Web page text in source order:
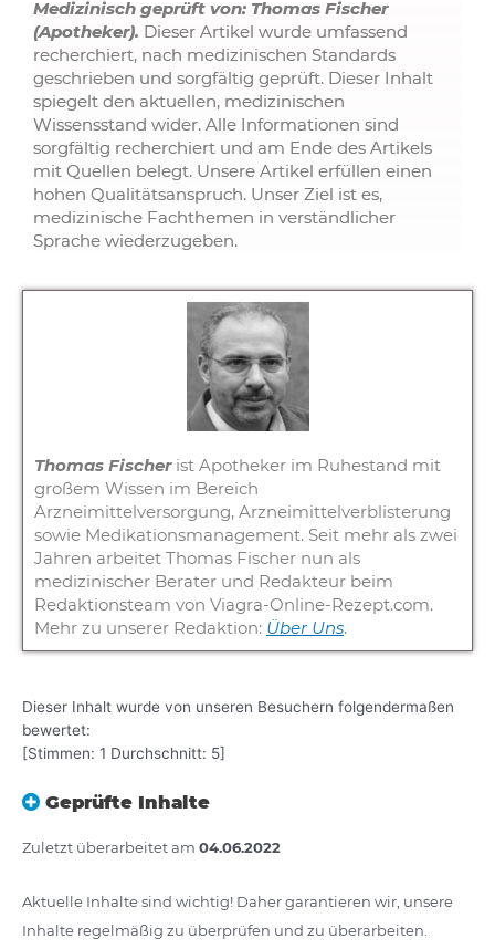
Medizinisch geprüft von: Thomas Fischer
(Apotheker). Dieser Artikel wurde umfassend
recherchiert, nach medizinischen Standards
geschrieben und sorgfältig geprüft. Dieser Inhalt
spiegelt den aktuellen, medizinischen
Wissensstand wider. Alle Informationen sind
sorgfältig recherchiert und am Ende des Artikels
mit Quellen belegt. Unsere Artikel erfüllen einen
hohen Qualitätsanspruch. Unser Ziel ist es,
medizinische Fachthemen in verständlicher
Sprache wiederzugeben.
Thomas Fischerist Apotheker im Ruhestand mit
großem Wissen im Bereich
Arzneimittelversorgung, Arzneimittelverblisterung
sowie Medikationsmanagement. Seit mehr als zwei
Jahren arbeitet Thomas Fischer nun als
medizinischer Berater und Redakteur beim
Redaktionsteam von Viagra-Online-Rezept.com.
Mehr zu unserer Redaktion: Über Uns.
Dieser Inhalt wurde von unseren Besuchern folgendermaßen
bewertet:
[Stimmen: 1 Durchschnitt: 5]
Geprüfte Inhalte
Zuletzt überarbeitet am 04.06.2022
Aktuelle Inhalte sind wichtig! Daher garantieren wir, unsere
Inhalte regelmäßig zu überprüfen und zu überarbeiten.